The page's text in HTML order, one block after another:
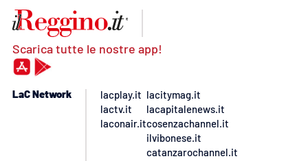
Scarica tutte le nostre app!
LaC Network
lacplay.it
lactv.it
laconair.it
lacitymag.it
lacapitalenews.it
cosenzachannel.it
ilvibonese.it
catanzarochannel.it